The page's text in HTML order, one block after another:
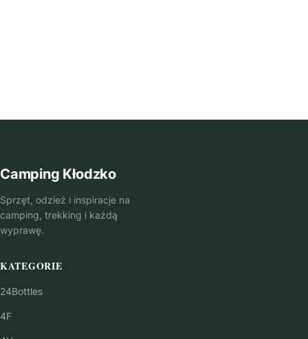
Camping Kłodzko
Sprzęt, odzież i inspiracje na
camping, trekking i każdą
wyprawę.
KATEGORIE
24Bottles
4F